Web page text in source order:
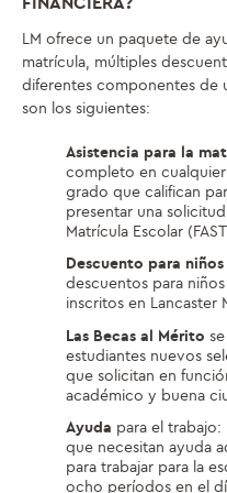
LM ofrece un paquete de
matrícula, múltiples
diferentes componentes de
son los siguientes:
Asistencia para la
completo en
grado que califican
presentar una
Matrícula Escolar
Descuento para
descuentos para
inscritos en Lancaster
Las Becas al Mérito
estudiantes nuevos
que solicitan en
académico y buena
Ayuda para el trabajo:
que necesitan ayuda
para trabajar para la
ocho períodos en el